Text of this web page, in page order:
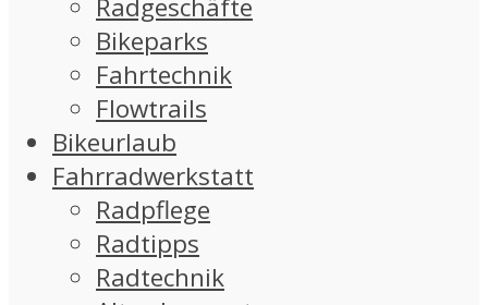
Radgeschäfte
Bikeparks
Fahrtechnik
Flowtrails
Bikeurlaub
Fahrradwerkstatt
Radpflege
Radtipps
Radtechnik